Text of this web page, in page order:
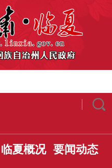
临夏概况 要闻动态